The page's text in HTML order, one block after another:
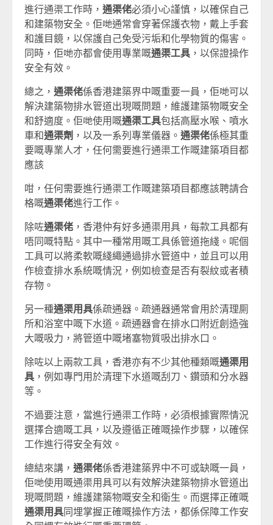
進行通渠工作時， 通渠佬必須小心謹慎，以確保自己
和建築物安全。佢哋通常會穿著保護衣物，戴上手套
和護目鏡，以保護自己免受污垢和化學物質的傷害。
同時，佢哋亦都會使用專業嘅通渠工具 ，以保證操作
安全有效。
總之， 通渠佬係香港建築界中嘅重要一員，佢哋可以
解決建築物排水管道出現嘅問題，維護建築物嘅安全
和舒適度。佢哋使用嘅通渠工具包括高壓水喉、噴水
車和通渠劑 ，以及一系列專業儀器。 通渠佬係極其重
要嘅專業人才，任何需要進行通渠工作嘅建築項目都
應該
咁，任何需要進行通渠工作嘅建築項目都應該聘請合
格嘅通渠佬進行工作。
除咗通渠佬 ，香港仲有好多通渠用具，每款工具都有
唔同嘅特點。其中一種常用嘅工具係管道拖綫。呢個
工具可以將柔軟嘅綫繩通過排水管道中，並且可以用
作檢查排水系統嘅情況，例如檢查是否有裂紋或者積
存物。
另一種通渠用具係疏通器。疏通器通常會用於清理厠
所和浴室中嘅下水道。疏通器會在排水口附近創造強
大嘅吸力，將管道中嘅堵塞物質吸出排水口。
除咗以上兩款工具，香港亦有不少其他種類嘅通渠用
具 ，例如專門用於清理下水道嘅刮刀、鑽頭和分水器
等。
不過要注意，當進行通渠工作時，必須根據實際情況
選擇合適嘅工具，以及遵循正確嘅操作步驟，以確保
工作進行得安全有效。
總結來講， 通渠佬係香港建築界中不可或缺嘅一員，
佢哋使用嘅通渠用具可以有效解決建築物排水管道出
現嘅問題，維護建築物嘅安全和衛生。而選擇正確嘅
通渠用具同埋掌握正確嘅操作方法，都係保障工作安